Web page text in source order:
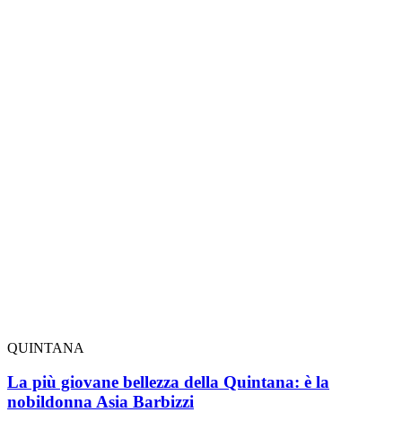
QUINTANA
La più giovane bellezza della Quintana: è la
nobildonna Asia Barbizzi